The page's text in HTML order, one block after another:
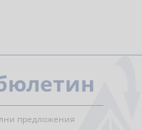
предложения